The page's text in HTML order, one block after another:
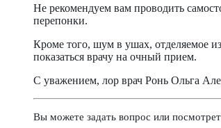
Не рекомендуем вам проводить
перепонки.
Кроме того, шум в ушах, отделяемое
показаться врачу на очный прием.
С уважением, лор врач Ронь Ольга
Вы можете задать вопрос или